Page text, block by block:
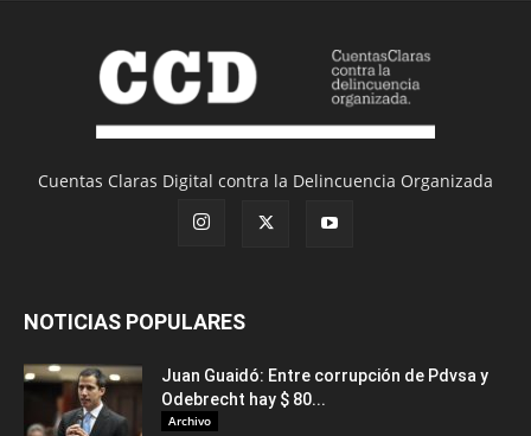
Cuentas Claras Digital contra la Delincuencia Organizada
NOTICIAS POPULARES
Juan Guaidó: Entre corrupción de Pdvsa y
Odebrecht hay $ 80...
Archivo